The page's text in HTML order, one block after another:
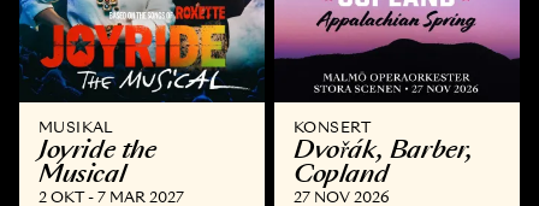
MUSIKAL
Joyride the
Musical
2 OKT - 7 MAR 2027
KONSERT
Dvořák, Barber,
Copland
27 NOV 2026